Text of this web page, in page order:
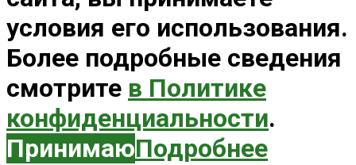
условия его использования.
Более подробные сведения
смотрите в Политике
конфиденциальности.
ПринимаюПодробнее